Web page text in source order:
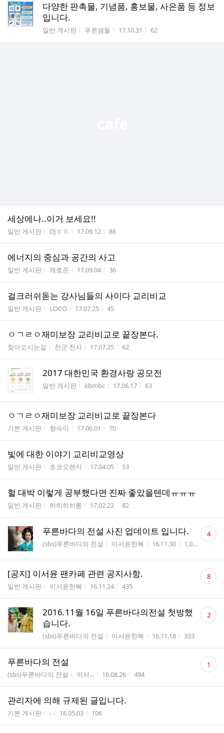
다양한 판촉물, 기념품, 홍보물, 사은품 등 정보
입니다.
게시판명
일반 게시판 작성자
푸른샘들 작성시간
17.10.31 조회수
62
세상에나..이거 보세요!!
게시판명
일반 게시판 작성자
DJㅎㅎ 작성시간
17.09.12 조회수
86
에너지의 중심과 공간의 사고
게시판명
일반 게시판 작성자
채호준 작성시간
17.09.04 조회수
36
걸크러쉬돋는 강사님들의 사이다 교리비교
게시판명
일반 게시판 작성자
LOCO 작성시간
17.07.25 조회수
45
ㅇㄱㄹㅇ재미보장 교리비교로 끝장본다.
게시판명
찾아오시는길 작성자
천군 천사 작성시간
17.07.25 조회수
62
2017 대한민국 환경사랑 공모전
게시판명
일반 게시판 작성자
kbmbc 작성시간
17.06.17 조회수
63
ㅇㄱㄹㅇ재미보장 교리비교로 끝장본다
게시판명
기본 게시판 작성자
향숙이 작성시간
17.06.01 조회수
70
빛에 대한 이야기 교리비교영상
게시판명
일반 게시판 작성자
초코오렌지 작성시간
17.04.05 조회수
53
헐 대박 이렇게 공부했다면 진짜 좋았을텐데ㅠㅠㅠ
게시판명
일반 게시판 작성자
하히히히롱 작성시간
17.02.22 조회수
82
푸른바다의 전설 사진 업데이트 입니다.
게시판명
(sbs)푸른바다의 전설 작성자
이서윤한복 작성시간
16.11.30 조회수
1,039
댓
글 4
[공지] 이서윤 팬카페 관련 공지사항.
게시판명
일반 게시판 작성자
이서윤한복 작성시간
16.11.24 조회수
435
댓
글 8
2016.11월 16일 푸른바다의전설 첫방했
습니다.
게시판명
(sbs)푸른바다의 전설 작성자
이서윤한복 작성시간
16.11.18 조회수
333
댓
글 2
푸른바다의 전설
게시판명
(sbs)푸른바다의 전설 작성자
이서... 작성시간
16.08.26 조회수
494
댓
글 1
관리자에 의해 규제된 글입니다.
게시판명
기본 게시판 작성자
- 작성시간
16.05.03 조회수
106